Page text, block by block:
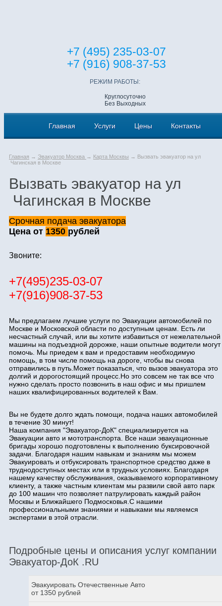
+7 (495) 235-03-07
+7 (916) 908-37-53
РЕЖИМ РАБОТЫ:
Круглосуточно
Без Выходных
Главная Услуги Цены Контакты
Главная → Эвакуатор Москва → Карта Москвы → Вызвать эвакуатор на ул
Чагинская в Москве
Вызвать эвакуатор на ул
Чагинская в Москве
Срочная подача эвакуатора
Цена от 1350 рублей
Звоните:
+7(495)235-03-07
+7(916)908-37-53
Мы предлагаем лучшие услуги по Эвакуации автомобилей по
Москве и Московской области по доступным ценам. Есть ли
несчастный случай, или вы хотите избавиться от нежелательной
машины на подъездной дорожке, наши опытные водители могут
помочь. Мы приедем к вам и предоставим необходимую
помощь, в том числе помощь на дороге, чтобы вы снова
отправились в путь.Может показаться, что вызов эвакуатора это
долгий и дорогостоящий процесс.Но это совсем не так все что
нужно сделать просто позвонить в наш офис и мы пришлем
наших квалифицированных водителей к Вам.
Вы не будете долго ждать помощи, подача наших автомобилей
в течение 30 минут!
Наша компания "Эвакуатор-ДоК" специализируется на
Эвакуации авто и мототранспорта. Все наши эвакуационные
бригады хорошо подготовлены к выполнению буксировочной
задачи. Благодаря нашим навыкам и знаниям мы можем
Эвакуировать и отбуксировать транспортное средство даже в
труднодоступных местах или в трудных условиях. Благодаря
нашему качеству обслуживания, оказываемого корпоративному
клиенту, а также частным клиентам мы развили свой авто парк
до 100 машин что позволяет патрулировать каждый район
Москвы и Ближайшего Подмосковья.С нашими
профессиональными знаниями и навыками мы являемся
экспертами в этой отрасли.
Подробные цены и описания услуг компании
Эвакуатор-ДоК .RU
Эвакуировать Отечественные Авто
от 1350 рублей